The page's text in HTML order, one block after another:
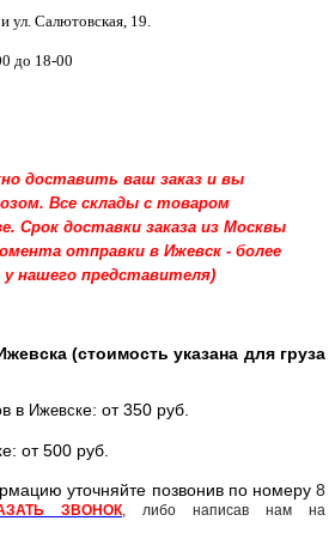
ул. Салютовская, 19
до 18-00
доставить ваш заказ и вы
Все склады с товаром
Срок доставки заказа из Москвы
отправки в Ижевск - более
нашего представителя)
(стоимость указана для груза
в Ижевске: от 350 руб.
е: от 500 руб.
уточняйте позвонив по номеру 8
ЗВОНОК, либо написав нам на